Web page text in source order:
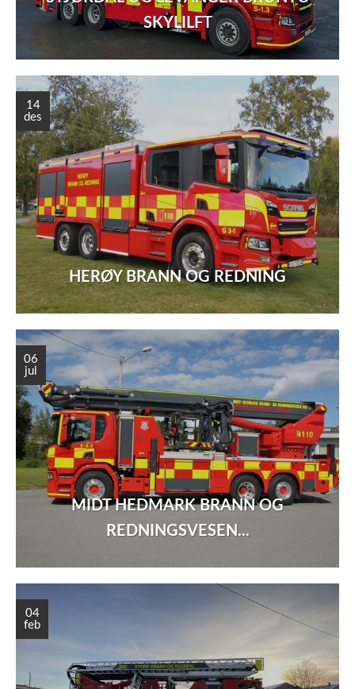
SKYLILFT
HERØY BRANN OG REDNING
14
des
MIDT HEDMARK BRANN OG
REDNINGSVESEN...
06
jul
04
feb